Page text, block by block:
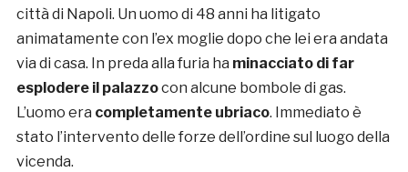
città di Napoli. Un uomo di 48 anni ha litigato
animatamente con l’ex moglie dopo che lei era andata
via di casa. In preda alla furia ha minacciato di far
esplodere il palazzocon alcune bombole di gas.
L’uomo era completamente ubriaco. Immediato è
stato l’intervento delle forze dell’ordine sul luogo della
vicenda.